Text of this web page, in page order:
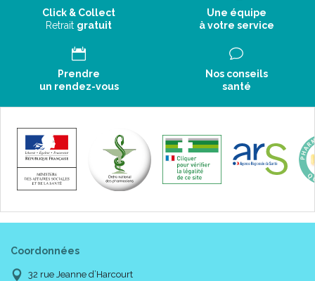
Click & Collect
Retrait gratuit
Une équipe
à votre service
Prendre
un rendez-vous
Nos conseils
santé
Coordonnées
32 rue Jeanne d’Harcourt